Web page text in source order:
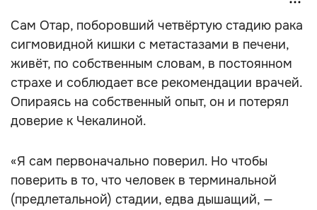
Сам Отар, поборовший четвёртую стадию рака
сигмовидной кишки с метастазами в печени,
живёт, по собственным словам, в постоянном
страхе и соблюдает все рекомендации врачей.
Опираясь на собственный опыт, он и потерял
доверие к Чекалиной.
«Я сам первоначально поверил. Но чтобы
поверить в то, что человек в терминальной
(предлетальной) стадии, едва дышащий, —